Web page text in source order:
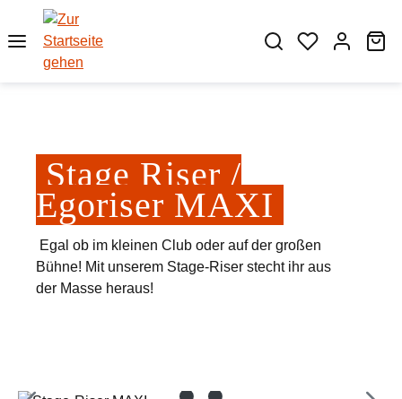
Zum Hauptinhalt springen
Stage Riser /
Egoriser MAXI
Egal ob im kleinen Club oder auf der großen
Bühne! Mit unserem Stage-Riser stecht ihr aus
der Masse heraus!